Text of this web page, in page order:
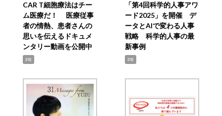
CAR T細胞療法はチー
ム医療だ！ 医療従事
者の情熱、患者さんの
思いを伝えるドキュメ
ンタリー動画を公開中
PR
「第4回科学的人事アワ
ード2025」を開催 デ
ータとAIで変わる人事
戦略 科学的人事の最
新事例
PR